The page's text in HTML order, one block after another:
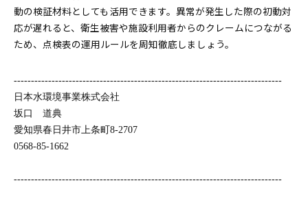
動の検証材料としても活用できます。異常が発生した際の初動対
応が遅れると、衛生被害や施設利用者からのクレームにつながる
ため、点検表の運用ルールを周知徹底しましょう。
------------------------------------------------------------------------------
日本水環境事業株式会社
坂口 道典
愛知県春日井市上条町8-2707
0568-85-1662
------------------------------------------------------------------------------